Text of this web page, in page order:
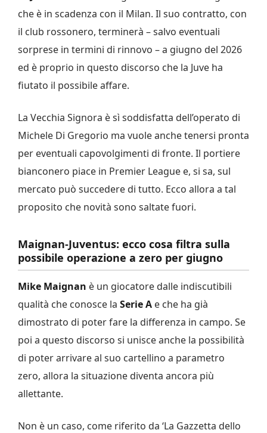
che è in scadenza con il Milan. Il suo contratto, con
il club rossonero, terminerà – salvo eventuali
sorprese in termini di rinnovo – a giugno del 2026
ed è proprio in questo discorso che la Juve ha
fiutato il possibile affare.
La Vecchia Signora è sì soddisfatta dell’operato di
Michele Di Gregorio ma vuole anche tenersi pronta
per eventuali capovolgimenti di fronte. Il portiere
bianconero piace in Premier League e, si sa, sul
mercato può succedere di tutto. Ecco allora a tal
proposito che novità sono saltate fuori.
Maignan-Juventus: ecco cosa filtra sulla
possibile operazione a zero per giugno
Mike Maignan è un giocatore dalle indiscutibili
qualità che conosce la Serie A e che ha già
dimostrato di poter fare la differenza in campo. Se
poi a questo discorso si unisce anche la possibilità
di poter arrivare al suo cartellino a parametro
zero, allora la situazione diventa ancora più
allettante.
Non è un caso, come riferito da ‘La Gazzetta dello